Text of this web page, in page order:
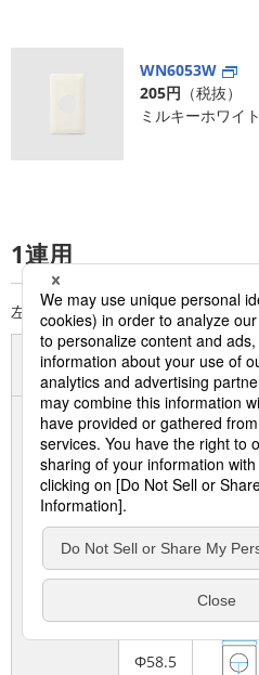
WN6053W
205円 （税抜）
ミルキーホワイト
1連用
タイプ 姿図
モダン
プレート
角型
Φ41.5
Φ58.5